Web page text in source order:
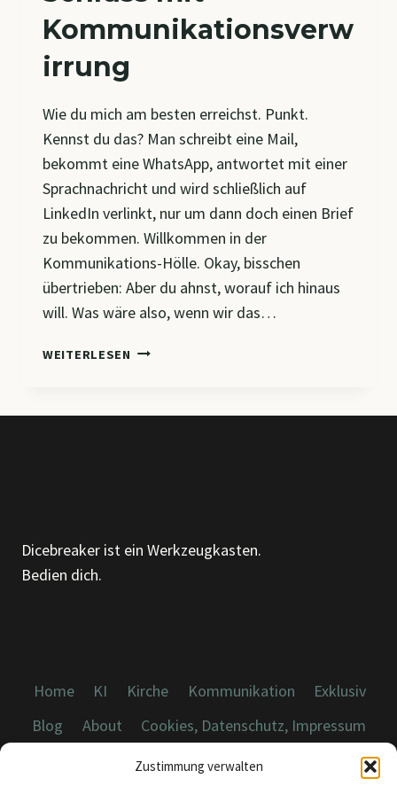
Zustimmung verwalten
Kommunikationsverw
irrung
Wie du mich am besten erreichst. Punkt.
Kennst du das? Man schreibt eine Mail,
bekommt eine WhatsApp, antwortet mit einer
Sprachnachricht und wird schließlich auf
LinkedIn verlinkt, nur um dann doch einen Brief
zu bekommen. Willkommen in der
Kommunikations-Hölle. Okay, bisschen
übertrieben: Aber du ahnst, worauf ich hinaus
will. Was wäre also, wenn wir das…
WEITERLESEN SCHLUSS
Dicebreaker ist ein Werkzeugkasten.
Bedien dich.
Home KI Kirche Kommunikation
Exklusiv
Blog
About Cookies, Datenschutz, Impressum